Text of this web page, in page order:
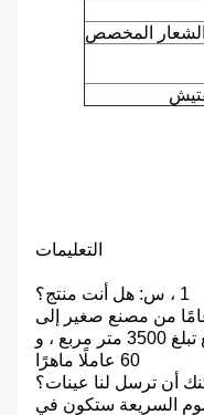
المخصص
التعليمات
1 ، س: هل أنت منتج؟
، نحن مصنعون ذوو خبرة 13 عامًا من مصنع صغير إلى
مصنع متوسط ​​الحجم بمساحة مصنع تبلغ 3500 متر مربع ، و
60 عاملًا ماهرًا
السريعة ستكون في